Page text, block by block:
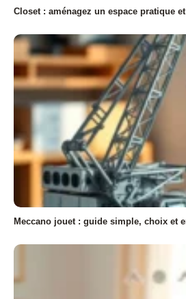
Closet : aménagez un espace pratique
Meccano jouet : guide simple, choix et